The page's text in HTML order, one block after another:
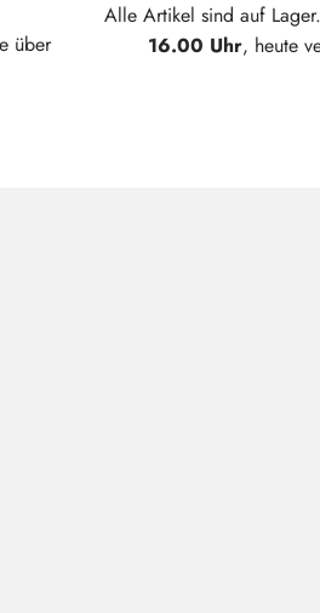
über
Alle Artikel sind auf
16.00 Uhr, heute